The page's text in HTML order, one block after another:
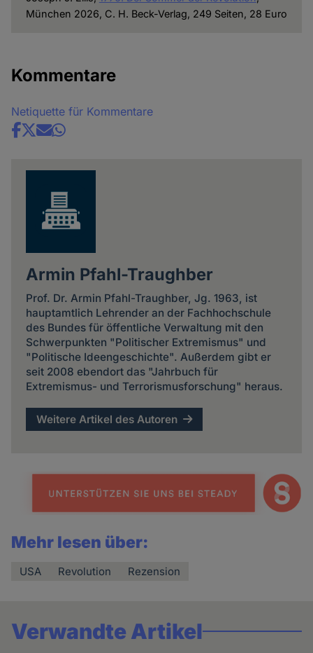
München 2026, C. H. Beck-Verlag, 249 Seiten, 28 Euro
Kommentare
Netiquette für Kommentare
Share
Armin Pfahl-Traughber
Prof. Dr. Armin Pfahl-Traughber, Jg. 1963, ist
hauptamtlich Lehrender an der Fachhochschule
des Bundes für öffentliche Verwaltung mit den
Schwerpunkten "Politischer Extremismus" und
"Politische Ideengeschichte". Außerdem gibt er
seit 2008 ebendort das "Jahrbuch für
Extremismus- und Terrorismusforschung" heraus.
Weitere Artikel des Autoren
Mehr lesen über:
USA Revolution Rezension
Verwandte Artikel